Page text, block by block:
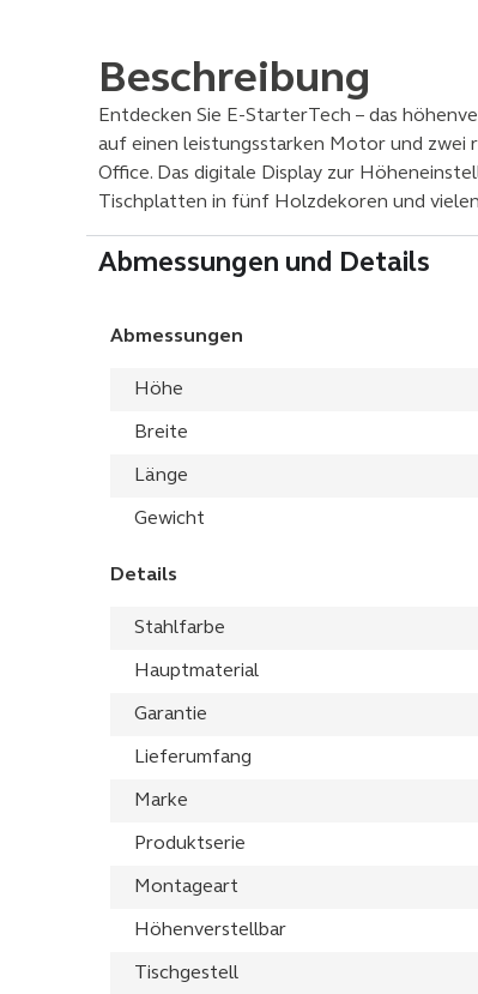
Beschreibung
Entdecken Sie E-StarterTech – das
auf einen leistungsstarken Motor und zwei
Office. Das digitale Display zur
Tischplatten in fünf Holzdekoren und
Abmessungen und Details
Abmessungen
Höhe
Breite
Länge
Gewicht
Details
Stahlfarbe
Hauptmaterial
Garantie
Lieferumfang
Marke
Produktserie
Montageart
Höhenverstellbar
Tischgestell